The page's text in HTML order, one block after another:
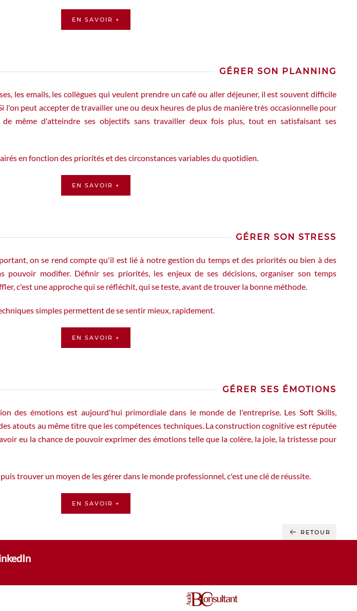
EN SAVOIR +
GÉRER SON PLANNING
les emails, les collègues qui veulent prendre un café ou aller déjeuner, il est souvent difficile
l'on peut accepter de travailler une ou deux heures de plus de manière très occasionnelle pour
même d'atteindre ses objectifs sans travailler deux fois plus, tout en satisfaisant ses
en fonction des priorités et des circonstances variables du quotidien.
EN SAVOIR +
GÉRER SON STRESS
on se rend compte qu'il est lié à notre gestion du temps et des priorités ou bien à des
pouvoir modifier. Définir ses priorités, les enjeux de ses décisions, organiser son temps
c'est une approche qui se réfléchit, qui se teste, avant de trouver la bonne méthode.
simples permettent de se sentir mieux, rapidement.
EN SAVOIR +
GÉRER SES ÉMOTIONS
des émotions est aujourd'hui primordiale dans le monde de l'entreprise. Les Soft Skills,
atouts au même titre que les compétences techniques. La construction cognitive est réputée
eu la chance de pouvoir exprimer des émotions telle que la colère, la joie, la tristesse pour
trouver un moyen de les gérer dans le monde professionnel, c'est une clé de réussite.
EN SAVOIR +
RETOUR